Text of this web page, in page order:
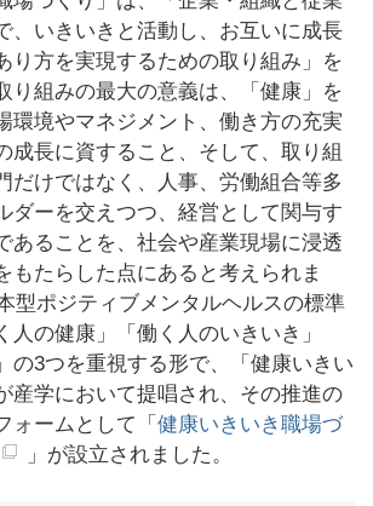
、いきいきと活動し、お互いに成長
り方を実現するための取り組み」を
り組みの最大の意義は、「健康」を
環境やマネジメント、働き方の充実
成長に資すること、そして、取り組
だけではなく、人事、労働組合等多
ダーを交えつつ、経営として関与す
あることを、社会や産業現場に浸透
もたらした点にあると考えられま
型ポジティブメンタルヘルスの標準
人の健康」「働く人のいきいき」
の3つを重視する形で、「健康いきい
産学において提唱され、その推進の
ォームとして「 健康いきいき職場づ
」が設立されました。